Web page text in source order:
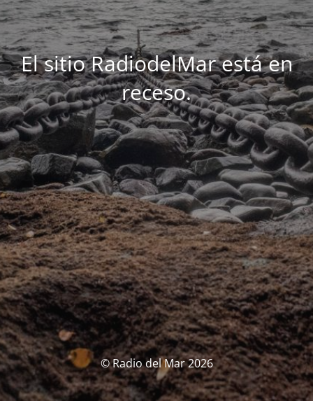
El sitio RadiodelMar está en
receso.
© Radio del Mar 2026